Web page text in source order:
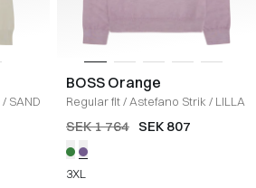
/ SAND
BOSS Orange
Regular fit/ Astefano Strik / LILLA
SEK 1 764 SEK 807
3XL